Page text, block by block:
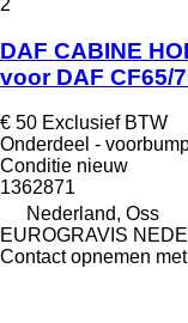
DAF CABINE
voor DAF CF65/
€ 50 Exclusief BTW
Onderdeel -
Conditie nieuw
1362871
Nederland, Oss
EUROGRAVIS
Contact opnemen